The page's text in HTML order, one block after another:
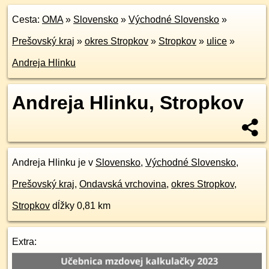
Cesta: OMA» Slovensko » Východné Slovensko »
Prešovský kraj » okres Stropkov » Stropkov » ulice »
Andreja Hlinku
Andreja Hlinku, Stropkov
Andreja Hlinku je v Slovensko, Východné Slovensko,
Prešovský kraj, Ondavská vrchovina, okres Stropkov,
Stropkov dĺžky 0,81 km
Extra: